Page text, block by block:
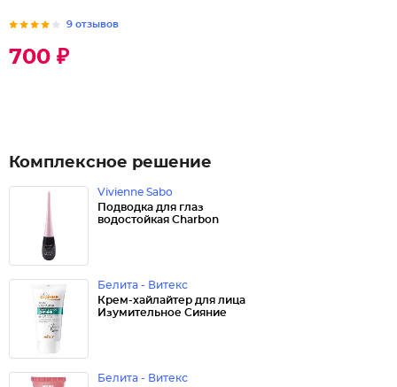
9 отзывов
700 ₽
Комплексное решение
Vivienne Sabo
Подводка для глаз
водостойкая Charbon
Белита - Витекс
Крем-хайлайтер для лица
Изумительное Сияние
Белита - Витекс